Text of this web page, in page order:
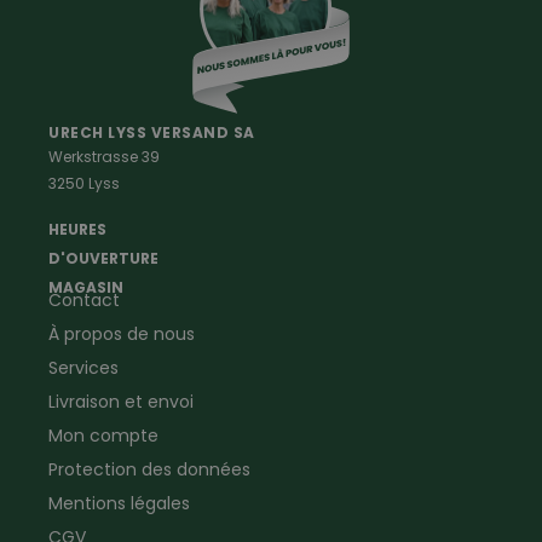
Vetements Outdoor Enfants
Vetements Outdoor Femmes
Vêtements de peintre
Vêtements de menuisier
Vêtements d'ouvrier
Ramoneur
Vêtements de signalisation
Jardinage
Plombier
Electricien
Vêtements d'entreprise
URECH LYSS VERSAND SA
Werkstrasse 39
3250 Lyss
HEURES
D'OUVERTURE
MAGASIN
Contact
À propos de nous
Services
Livraison et envoi
Mon compte
Protection des données
Mentions légales
CGV